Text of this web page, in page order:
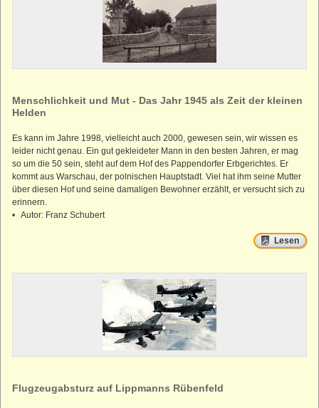
Menschlichkeit und Mut - Das Jahr 1945 als Zeit der kleinen
Helden
Es kann im Jahre 1998, vielleicht auch 2000, gewesen sein, wir wissen es
leider nicht genau. Ein gut gekleideter Mann in den besten Jahren, er mag
so um die 50 sein, steht auf dem Hof des Pappendorfer Erbgerichtes. Er
kommt aus Warschau, der polnischen Hauptstadt. Viel hat ihm seine Mutter
über diesen Hof und seine damaligen Bewohner erzählt, er versucht sich zu
erinnern.
• Autor: Franz Schubert
Lesen
Flugzeugabsturz auf Lippmanns Rübenfeld